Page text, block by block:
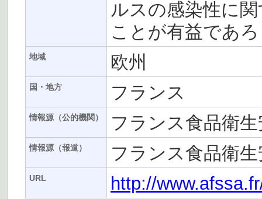
ルスの感染性に
ことが有益であ
地域 欧州
国・地方 フランス
情報源（公的機関） フランス食品衛
情報源（報道） フランス食品衛
URL http://